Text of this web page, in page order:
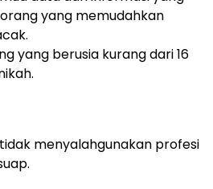
yang memudahkan
yang berusia kurang dari 16
menyalahgunakan profesi